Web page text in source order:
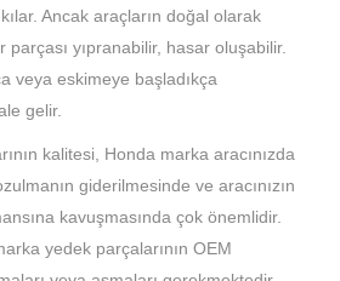
Ancak araçların doğal olarak
yıpranabilir, hasar oluşabilir.
veya eskimeye başladıkça
gelir.
kalitesi, Honda marka aracınızda
giderilmesinde ve aracınızın
kavuşmasında çok önemlidir.
yedek parçalarının OEM